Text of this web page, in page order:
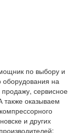
по выбору и
на
сервисное
также оказываем
и других